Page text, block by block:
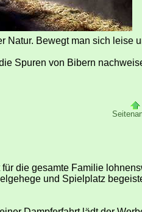
Natur. Bewegt man sich
Spuren von Bibern
die gesamte Familie
und Spielplatz